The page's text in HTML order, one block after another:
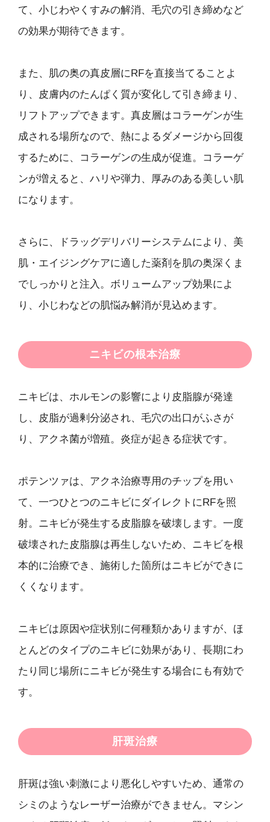
て、小じわやくすみの解消、毛穴の引き締めなど
の効果が期待できます。
また、肌の奥の真皮層にRFを直接当てることよ
り、皮膚内のたんぱく質が変化して引き締まり、
リフトアップできます。真皮層はコラーゲンが生
成される場所なので、熱によるダメージから回復
するために、コラーゲンの生成が促進。コラーゲ
ンが増えると、ハリや弾力、厚みのある美しい肌
になります。
さらに、ドラッグデリバリーシステムにより、美
肌・エイジングケアに適した薬剤を肌の奥深くま
でしっかりと注入。ボリュームアップ効果によ
り、小じわなどの肌悩み解消が見込めます。
ニキビの根本治療
ニキビは、ホルモンの影響により皮脂腺が発達
し、皮脂が過剰分泌され、毛穴の出口がふさが
り、アクネ菌が増殖。炎症が起きる症状です。
ポテンツァは、アクネ治療専用のチップを用い
て、一つひとつのニキビにダイレクトにRFを照
射。ニキビが発生する皮脂腺を破壊します。一度
破壊された皮脂腺は再生しないため、ニキビを根
本的に治療でき、施術した箇所はニキビができに
くくなります。
ニキビは原因や症状別に何種類かありますが、ほ
とんどのタイプのニキビに効果があり、長期にわ
たり同じ場所にニキビが発生する場合にも有効で
す。
肝斑治療
肝斑は強い刺激により悪化しやすいため、通常の
シミのようなレーザー治療ができません。マシン